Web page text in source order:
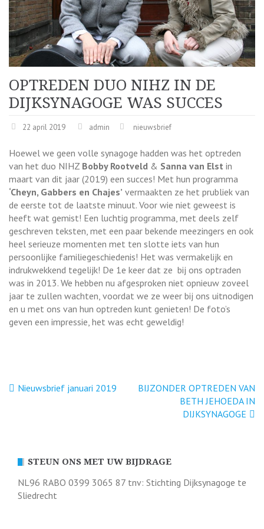
OPTREDEN DUO NIHZ IN DE
DIJKSYNAGOGE WAS SUCCES
22 april 2019 admin nieuwsbrief
Hoewel we geen volle synagoge hadden was het optreden
van het duo NIHZ Bobby Rootveld & Sanna van Elst in
maart van dit jaar (2019) een succes! Met hun programma
‘Cheyn, Gabbers en Chajes’ vermaakten ze het prubliek van
de eerste tot de laatste minuut. Voor wie niet geweest is
heeft wat gemist! Een luchtig programma, met deels zelf
geschreven teksten, met een paar bekende meezingers en ook
heel serieuze momenten met ten slotte iets van hun
persoonlijke familiegeschiedenis! Het was vermakelijk en
indrukwekkend tegelijk! De 1e keer dat ze bij ons optraden
was in 2013. We hebben nu afgesproken niet opnieuw zoveel
jaar te zullen wachten, voordat we ze weer bij ons uitnodigen
en u met ons van hun optreden kunt genieten! De foto’s
geven een impressie, het was echt geweldig!
Bericht
Nieuwsbrief januari 2019
BIJZONDER OPTREDEN VAN
BETH JEHOEDA IN
DIJKSYNAGOGE
STEUN ONS MET UW BIJDRAGE
NL96 RABO 0399 3065 87 tnv: Stichting Dijksynagoge te
Sliedrecht